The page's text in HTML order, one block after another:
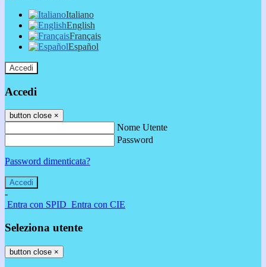
Italiano
English
Français
Español
Accedi
Accedi
button close ×
Nome Utente
Password
Password dimenticata?
-
Entra con SPID Entra con CIE
Seleziona utente
button close ×